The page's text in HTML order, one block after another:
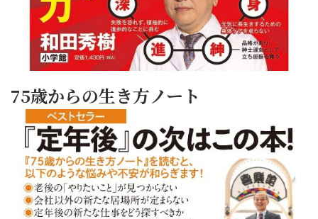
75歳からの生き方ノート